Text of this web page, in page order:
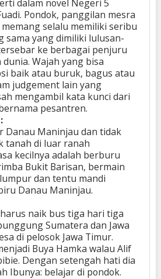
dalam novel Negeri 5
Pondok, panggilan mesra
selalu memiliki seribu
sama yang dimiliki lulusan-
ke berbagai penjuru
Wajah yang bisa
baik atau buruk, bagus atau
judgement lain yang
mengambil kata kunci dari
pesantren.
Danau Maninjau dan tidak
tanah di luar ranah
kecilnya adalah berburu
Bukit Barisan, bermain
dan tentu mandi
Danau Maninjau.
naik bus tiga hari tiga
Sumatera dan Jawa
di pelosok Jawa Timur.
Buya Hamka walau Alif
Dengan setengah hati dia
Ibunya: belajar di pondok.